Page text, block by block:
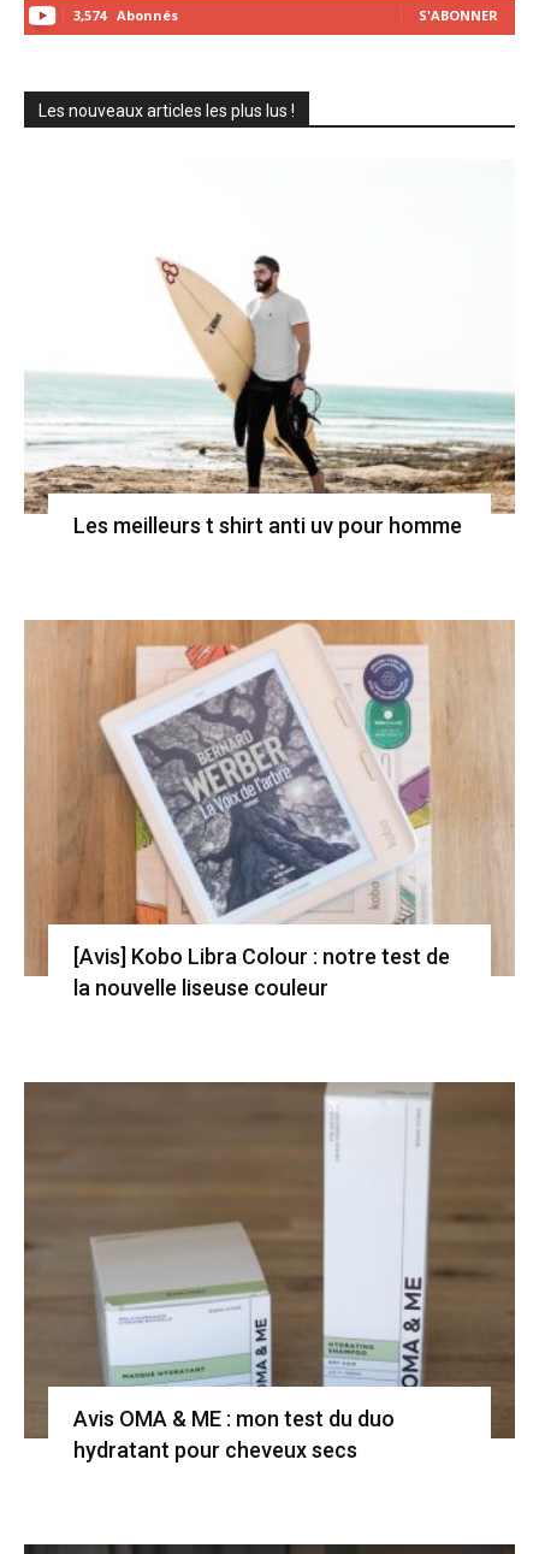
3,574 Abonnés S'ABONNER
Les nouveaux articles les plus lus !
Les meilleurs t shirt anti uv pour homme
[Avis] Kobo Libra Colour : notre test de
la nouvelle liseuse couleur
Avis OMA & ME : mon test du duo
hydratant pour cheveux secs